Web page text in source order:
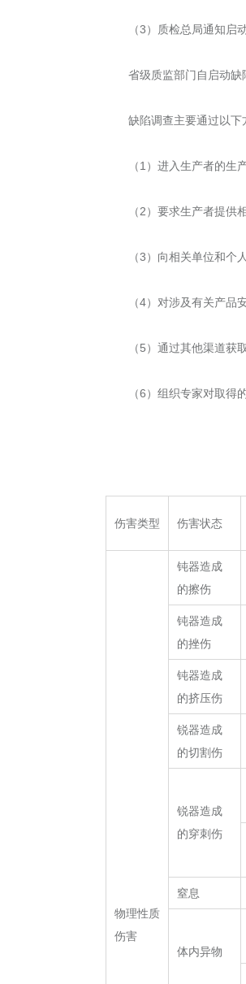
（3）质检总局通知启
省级质监部门自启动缺
缺陷调查主要通过以下
（1）进入生产者的生
（2）要求生产者提供
（3）向相关单位和个
（4）对涉及有关产品
（5）通过其他渠道获
（6）组织专家对取得
伤害类型 伤害状态
物理性质
伤害
钝器造成
的擦伤
钝器造成
的挫伤
钝器造成
的挤压伤
锐器造成
的切割伤
锐器造成
的穿刺伤
窒息
体内异物